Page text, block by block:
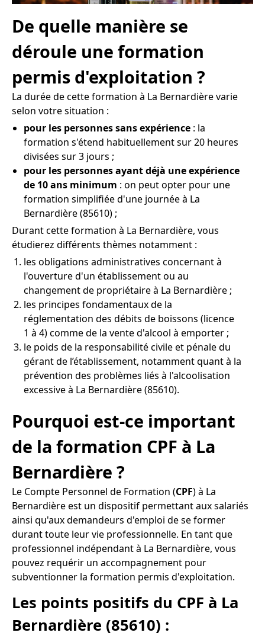
De quelle manière se
déroule une formation
permis d'exploitation ?
La durée de cette formation à La Bernardière varie
selon votre situation :
pour les personnes sans expérience : la
formation s'étend habituellement sur 20 heures
divisées sur 3 jours ;
pour les personnes ayant déjà une expérience
de 10 ans minimum : on peut opter pour une
formation simplifiée d'une journée à La
Bernardière (85610) ;
Durant cette formation à La Bernardière, vous
étudierez différents thèmes notamment :
les obligations administratives concernant à
l'ouverture d'un établissement ou au
changement de propriétaire à La Bernardière ;
les principes fondamentaux de la
réglementation des débits de boissons (licence
1 à 4) comme de la vente d'alcool à emporter ;
le poids de la responsabilité civile et pénale du
gérant de l’établissement, notamment quant à la
prévention des problèmes liés à l'alcoolisation
excessive à La Bernardière (85610).
Pourquoi est-ce important
de la formation CPF à La
Bernardière ?
Le Compte Personnel de Formation (CPF) à La
Bernardière est un dispositif permettant aux salariés
ainsi qu'aux demandeurs d'emploi de se former
durant toute leur vie professionnelle. En tant que
professionnel indépendant à La Bernardière, vous
pouvez requérir un accompagnement pour
subventionner la formation permis d'exploitation.
Les points positifs du CPF à La
Bernardière (85610) :